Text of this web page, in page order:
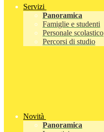
Servizi
Panoramica
Famiglie e studenti
Personale scolastico
Percorsi di studio
Novità
Panoramica